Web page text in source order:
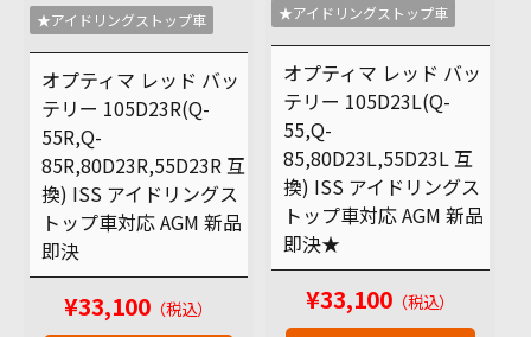
★アイドリングストップ車
オプティマ レッド バッ
テリー 105D23R(Q-
55R,Q-
85R,80D23R,55D23R 互
換) ISS アイドリングス
トップ車対応 AGM 新品
即決
¥33,100 （税込）
★アイドリングストップ車
オプティマ レッド バッ
テリー 105D23L(Q-
55,Q-
85,80D23L,55D23L 互
換) ISS アイドリングス
トップ車対応 AGM 新品
即決★
¥33,100 （税込）